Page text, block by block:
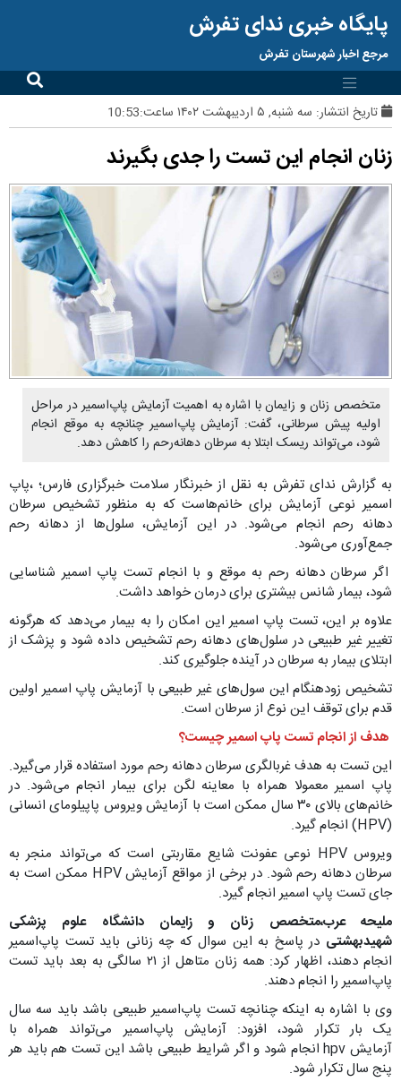
پایگاه خبری ندای تفرش
مرجع اخبار شهرستان تفرش
تاریخ انتشار: سه شنبه, ۵ اردیبهشت ۱۴۰۲ ساعت:10:53
زنان انجام این تست را جدی بگیرند
متخصص زنان و زایمان با اشاره به اهمیت آزمایش پاپ‌اسمیر در مراحل
اولیه پیش سرطانی، گفت: آزمایش پاپ‌اسمیر چنانچه به موقع انجام
شود، می‌تواند ریسک ابتلا به سرطان دهانه‌رحم را کاهش دهد.
به گزارش ندای تفرش به نقل از خبرنگار سلامت خبرگزاری فارس؛ ،پاپ
اسمیر نوعی آزمایش برای خانم‌هاست که به منظور تشخیص سرطان
دهانه رحم انجام می‌شود. در این آزمایش، سلول‌ها از دهانه رحم
جمع‌آوری می‌شود.
اگر سرطان دهانه رحم به موقع و با انجام تست پاپ اسمیر شناسایی
شود، بیمار شانس بیشتری برای درمان خواهد داشت.
علاوه بر این، تست پاپ اسمیر این امکان را به بیمار می‌دهد که هرگونه
تغییر غیر طبیعی در سلول‌های دهانه رحم تشخیص داده شود و پزشک از
ابتلای بیمار به سرطان در آینده جلوگیری کند.
تشخیص زودهنگام این سول‌های غیر طبیعی با آزمایش پاپ اسمیر اولین
قدم برای توقف این نوع از سرطان است.
هدف از انجام تست پاپ اسمیر چیست؟
این تست به هدف غربالگری سرطان دهانه رحم مورد استفاده قرار می‌گیرد.
پاپ اسمیر معمولا همراه با معاینه لگن برای بیمار انجام می‌شود. در
خانم‌های بالای ۳۰ سال ممکن است با آزمایش ویروس پاپیلومای انسانی
(HPV) انجام گیرد.
ویروس HPV نوعی عفونت شایع مقاربتی است که می‌تواند منجر به
سرطان دهانه رحم شود. در برخی از مواقع آزمایش HPV ممکن است به
جای تست پاپ اسمیر انجام گیرد.
ملیحه عرب،متخصص زنان و زایمان دانشگاه علوم پزشکی
شهیدبهشتی در پاسخ به این سوال که چه زنانی باید تست پاپ‌اسمیر
انجام دهند، اظهار‌ کرد: همه زنان متاهل از ۲۱ سالگی به بعد باید تست
پاپ‌اسمیر را انجام دهند.
وی با اشاره به اینکه چنانچه تست پاپ‌اسمیر طبیعی باشد باید سه سال
یک بار تکرار شود، افزود: آزمایش پاپ‌اسمیر می‌تواند همراه با
آزمایش hpv انجام شود و اگر شرایط طبیعی باشد این تست هم باید هر
پنج سال تکرار شود.